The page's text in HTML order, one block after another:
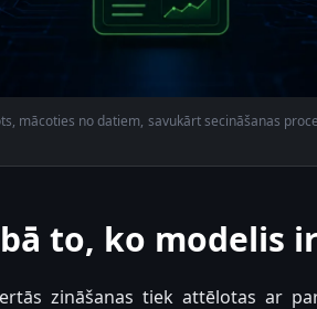
mācoties no datiem, savukārt secināšanas
to, ko modelis
zināšanas tiek attēlotas ar